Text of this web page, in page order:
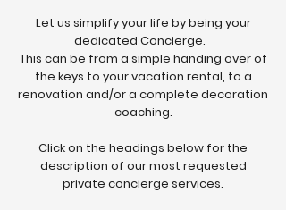
Let us simplify your life by being your
dedicated Concierge.
This can be from a simple handing over of
the keys to your vacation rental, to a
renovation and/or a complete decoration
coaching.
Click on the headings below for the
description of our most requested
private concierge services.